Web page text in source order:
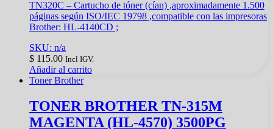
TN320C – Cartucho de tóner (cían) ,aproximadamente 1.500
páginas según ISO/IEC 19798 ,compatible con las impresoras
Brother: HL-4140CD ;
SKU: n/a
$ 115.00 Incl IGV.
Añadir al carrito
Toner Brother
TONER BROTHER TN-315M
MAGENTA (HL-4570) 3500PG